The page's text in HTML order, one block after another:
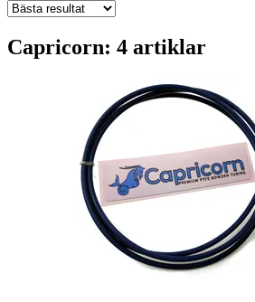
Capricorn: 4 artiklar